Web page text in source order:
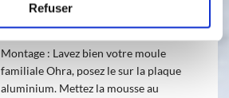
Refuser
double embout
Montage : Lavez bien votre moule
familiale Ohra, posez le sur la plaque
aluminium. Mettez la mousse au